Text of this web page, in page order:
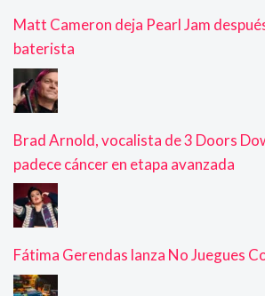
Matt Cameron deja Pearl Jam
baterista
Brad Arnold, vocalista de 3 Doors
padece cáncer en etapa avanzada
Fátima Gerendas lanza No Juegues